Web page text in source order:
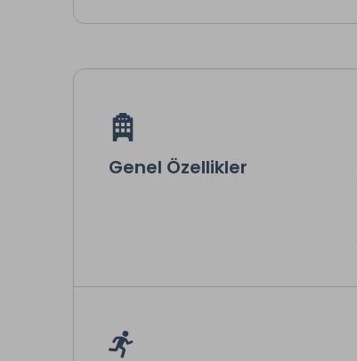
Genel Özellikler